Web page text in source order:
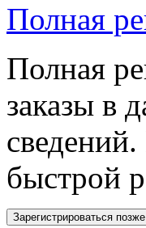
Полная
Полная
заказы в
быстрой
Зарегистрироваться позже